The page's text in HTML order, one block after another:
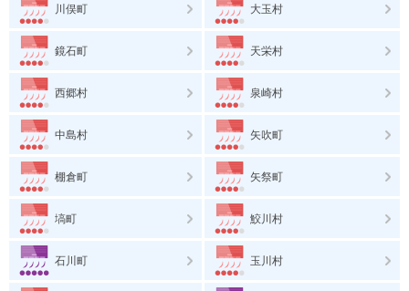
川俣町 大玉村
鏡石町 天栄村
西郷村 泉崎村
中島村 矢吹町
棚倉町 矢祭町
塙町 鮫川村
石川町 玉川村